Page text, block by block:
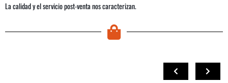
La calidad y el servicio post-venta nos caracterizan.